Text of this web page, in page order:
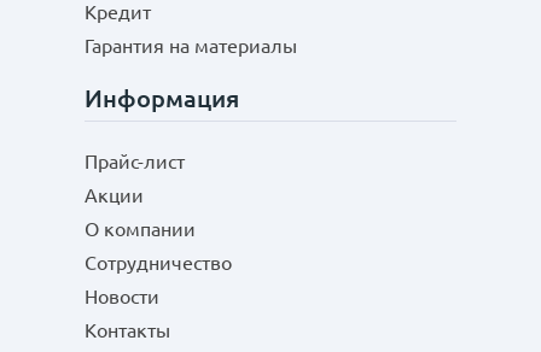
Кредит
Гарантия на материалы
Информация
Прайс-лист
Акции
О компании
Сотрудничество
Новости
Контакты